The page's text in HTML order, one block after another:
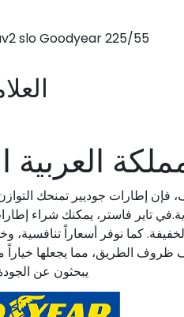
225/55 r19 99v 99v eg2 suv2 slo Goodyear
العربية
إطارات جوديير تمنحك التوازن
تاير فاستر، يمكنك شراء
كما نوفر أسعاراً تنافسية،
ظروف الطريق، مما يجعلها خياراً
يبحثون عن